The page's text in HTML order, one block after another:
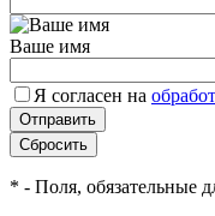
Ваше имя
Я согласен на
* - Поля, обязательные